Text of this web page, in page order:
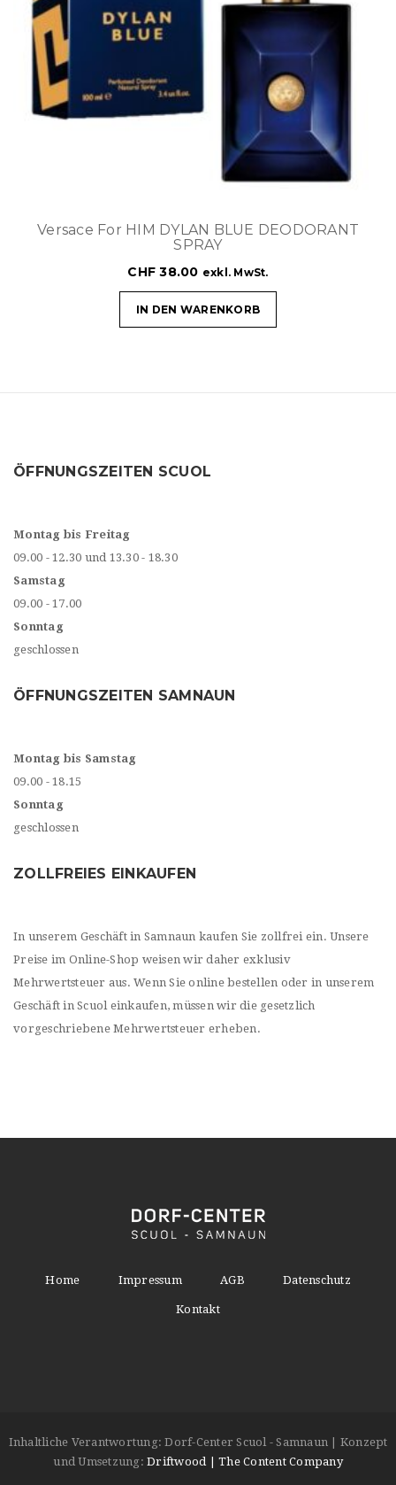
Versace For HIM DYLAN BLUE DEODORANT
SPRAY
CHF 38.00 exkl. MwSt.
IN DEN WARENKORB
ÖFFNUNGSZEITEN SCUOL
Montag bis Freitag
09.00 - 12.30 und 13.30 - 18.30
Samstag
09.00 - 17.00
Sonntag
geschlossen
ÖFFNUNGSZEITEN SAMNAUN
Montag bis Samstag
09.00 - 18.15
Sonntag
geschlossen
ZOLLFREIES EINKAUFEN
In unserem Geschäft in Samnaun kaufen Sie zollfrei ein. Unsere
Preise im Online-Shop weisen wir daher exklusiv
Mehrwertsteuer aus. Wenn Sie online bestellen oder in unserem
Geschäft in Scuol einkaufen, müssen wir die gesetzlich
vorgeschriebene Mehrwertsteuer erheben.
Home Impressum AGB Datenschutz
Kontakt
Inhaltliche Verantwortung: Dorf-Center Scuol - Samnaun | Konzept
und Umsetzung: Driftwood | The Content Company